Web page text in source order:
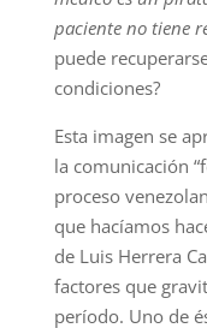
paciente no tiene
puede
condiciones?
Esta imagen se
la comunicación
proceso
que hacíamos
de Luis Herrera
factores que
período. Uno de